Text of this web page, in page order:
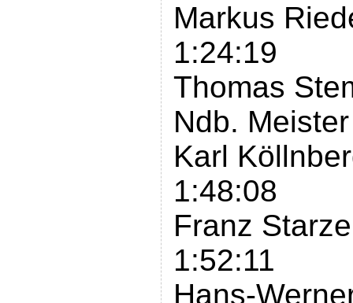
Markus
1:24:19
Thomas
Ndb.
Karl
1:48:08
Franz
1:52:11
Hans-